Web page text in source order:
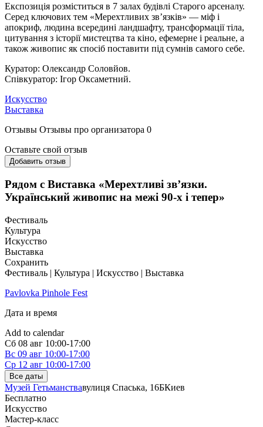
Експозиція розміститься в 7 залах будівлі Старого арсеналу.
Серед ключових тем «Мерехтливих звʼязків» — міф і
апокриф, людина всередині ландшафту, трансформації тіла,
цитування з історії мистецтва та кіно, ефемерне і реальне, а
також живопис як спосіб поставити під сумнів самого себе.
Куратор: Олександр Соловйов.
Співкуратор: Ігор Оксаметний.
Искусство
Выставка
Отзывы Отзывы про организатора 0
Оставьте свой отзыв
Добавить отзыв
Рядом с Виставка «Мерехтливі звʼязки.
Український живопис на межі 90-х і тепер»
Фестиваль
Культура
Искусство
Выставка
Сохранить
Фестиваль | Культура | Искусство | Выставка
Pavlovka Pinhole Fest
Дата и время
Add to calendar
Сб 08 авг 10:00-17:00
Вс 09 авг 10:00-17:00
Ср 12 авг 10:00-17:00
Все даты
Музей Гетьманствавулиця Спаська, 16БКиев
Бесплатно
Искусство
Мастер-класс